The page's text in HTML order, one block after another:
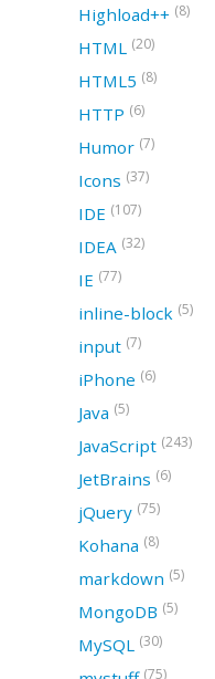
Highload++ (8)
HTML (20)
HTML5 (8)
HTTP (6)
Humor (7)
Icons (37)
IDE (107)
IDEA (32)
IE (77)
inline-block (5)
input (7)
iPhone (6)
Java (5)
JavaScript (243)
JetBrains (6)
jQuery (75)
Kohana (8)
markdown (5)
MongoDB (5)
MySQL (30)
(75)